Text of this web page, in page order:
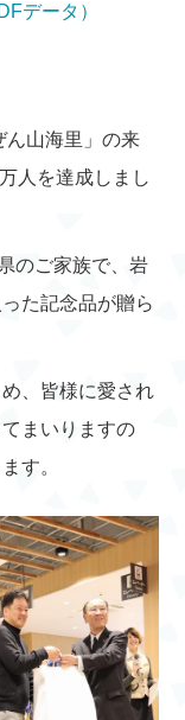
データ）
山海里」の来
人を達成しまし
のご家族で、岩
た記念品が贈ら
、皆様に愛され
まいりますの
す。